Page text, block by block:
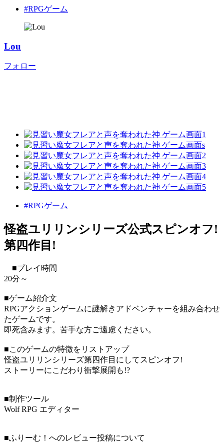
#RPGゲーム
Lou
フォロー
#RPGゲーム
怪盗ユリリンシリーズ公式スピンオフ!
第四作目!
■プレイ時間
20分～
■ゲーム紹介文
RPGアクションゲームに謎解きアドベンチャーを組み合わせ
たゲームです。
即死含みます。苦手な方ご遠慮ください。
■このゲームの特徴をリストアップ
怪盗ユリリンシリーズ第四作目にしてスピンオフ!
ストーリーにこだわり衝撃展開も!?
■制作ツール
Wolf RPG エディター
■ふりーむ！へのレビュー投稿について